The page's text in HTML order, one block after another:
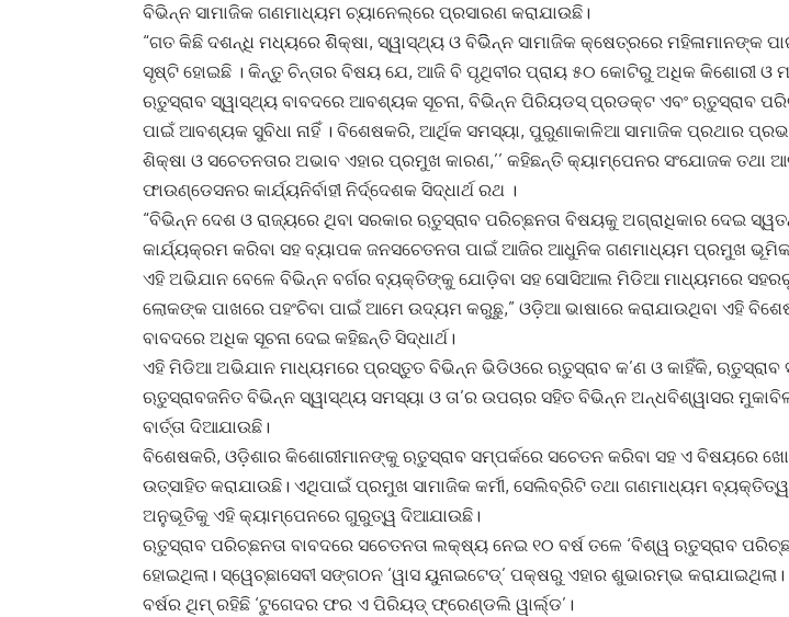
ବିଭିନ୍ନ ସାମାଜିକ ଗଣମାଧ୍ୟମ ଚ୍ୟାନେଲ୍‌ରେ ପ୍ରସାରଣ କରାଯାଉଛି।
“ଗତ କିଛି ଦଶନ୍ଧି ମଧ୍ୟରେ ଶିିକ୍ଷା, ସ୍ୱାସ୍ଥ୍ୟ ଓ ବିଭିିନ୍ନ ସାମାଜିକ କ୍ଷେତ୍ରରେ ମହିଳାମାନଙ୍କ
ସୃଷ୍ଟି ହୋଇଛି । କିନ୍ତୁ ଚିନ୍ତାର ବିଷୟ ଯେ, ଆଜି ବି ପୃଥିବୀର ପ୍ରାୟ ୫୦ କୋଟିରୁ ଅଧିକ କିଶୋରୀ ଓ
ଋତୁସ୍ରାବ ସ୍ୱାସ୍ଥ୍ୟ ବାବଦରେ ଆବଶ୍ୟକ ସୂଚନା, ବିଭିନ୍ନ ପିରିୟଡସ୍ ପ୍ରଡକ୍ଟ ଏବଂ ଋତୁସ୍ରାବ
ପାଇଁ ଆବଶ୍ୟକ ସୁବିଧା ନାହିଁ । ବିଶେଷକରି, ଆର୍ଥିକ ସମସ୍ୟା, ପୁରୁଣାକାଳିଆ ସାମାଜିକ ପ୍ରଥାର
ଶିକ୍ଷା ଓ ସଚେତନତାର ଅଭାବ ଏହାର ପ୍ରମୁଖ କାରଣ,’’ କହିଛନ୍ତି କ୍ୟାମ୍ପେନର ସଂଯୋଜକ
ଫାଉଣ୍ଡେସନର କାର୍ଯ୍ୟନିର୍ବାହୀ ନିର୍ଦ୍ଦେଶକ ସିଦ୍ଧାର୍ଥ ରଥ ।
“ବିଭିନ୍ନ ଦେଶ ଓ ରାଜ୍ୟରେ ଥିବା ସରକାର ଋତୁସ୍ରାବ ପରିଚ୍ଛନତା ବିଷୟକୁ ଅଗ୍ରାଧିକାର ଦେଇ
କାର୍ଯ୍ୟକ୍ରମ କରିବା ସହ ବ୍ୟାପକ ଜନସଚେତନତା ପାଇଁ ଆଜିର ଆଧୁନିକ ଗଣମାଧ୍ୟମ ପ୍ରମୁଖ
ଏହି ଅଭିଯାନ ବେଳେ ବିଭିନ୍ନ ବର୍ଗର ବ୍ୟକ୍ତିଙ୍କୁ ଯୋଡ଼ିବା ସହ ସୋସିଆଲ ମିଡିଆ ମାଧ୍ୟମରେ ସହରରୁ
ଲୋକଙ୍କ ପାଖରେ ପହଂଚିବା ପାଇଁ ଆମେ ଉଦ୍ୟମ କରୁଛୁ,” ଓଡ଼ିଆ ଭାଷାରେ କରାଯାଉଥିବା ଏହି
ବାବଦରେ ଅଧିକ ସୂଚନା ଦେଇ କହିଛନ୍ତି ସିଦ୍ଧାର୍ଥ।
ଏହି ମିଡିଆ ଅଭିଯାନ ମାଧ୍ୟମରେ ପ୍ରସ୍ତୁତ ବିଭିନ୍ନ ଭିଡିଓରେ ଋତୁସ୍ରାବ କ’ଣ ଓ କାହିଁକି, ଋତୁସ୍ରାବ
ଋତୁସ୍ରାବଜନିତ ବିଭିନ୍ନ ସ୍ୱାସ୍ଥ୍ୟ ସମସ୍ୟା ଓ ତା’ର ଉପଚାର ସହିତ ବିଭିନ୍ନ ଅନ୍ଧବିଶ୍ୱାସର
ବାର୍ତ୍ତା ଦିଆଯାଉଛି।
ବିଶେଷକରି, ଓଡ଼ିଶାର କିଶୋରୀମାନଙ୍କୁ ଋତୁସ୍ରାବ ସମ୍ପର୍କରେ ସଚେତନ କରିବା ସହ ଏ ବିଷୟରେ
ଉତ୍ସାହିତ କରାଯାଉଛି। ଏଥିପାଇଁ ପ୍ରମୁଖ ସାମାଜିକ କର୍ମୀ, ସେଲିବ୍ରିଟି ତଥା ଗଣମାଧ୍ୟମ
ଅନୁଭୂତିକୁ ଏହି କ୍ୟାମ୍ପେନରେ ଗୁରୁତ୍ୱ ଦିଆଯାଉଛି।
ଋତୁସ୍ରାବ ପରିଚ୍ଛନତା ବାବଦରେ ସଚେତନତା ଲକ୍ଷ୍ୟ ନେଇ ୧୦ ବର୍ଷ ତଳେ ‘ବିଶ୍ୱ ଋତୁସ୍ରାବ
ହୋଇଥିଲା। ସ୍ୱେଚ୍ଛାସେବୀ ସଙ୍ଗଠନ ‘ୱାସ ୟୁନାଇଟେଡ୍‌’ ପକ୍ଷରୁ ଏହାର ଶୁଭାରମ୍ଭ
ବର୍ଷର ଥିମ୍ ରହିଛି ‘ଟୁଗେଦର ଫର ଏ ପିରିୟଡ୍ ଫ୍ରେଣ୍ଡଲି ୱାର୍ଲ୍ଡ’।